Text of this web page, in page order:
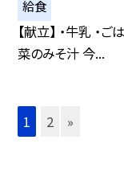
給食
【献立】 ・牛乳 ・
菜のみそ汁 今...
1 2 »